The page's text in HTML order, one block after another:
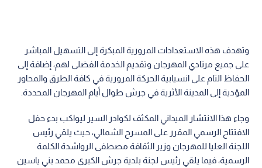
وتهدف هذه الاستعدادات المرورية المبكرة إلى التسهيل المباشر
على جميع مرتادي المهرجان وتقديم الخدمة الفضلى لهم، إضافة إلى
الحفاظ التام على انسيابية الحركة المرورية في كافة الطرق والمحاور
المؤدية إلى المدينة الأثرية في جرش طوال أيام المهرجان المحددة.
وجاء هذا الانتشار الميداني المكثف لكوادر السير ليواكب بدء حفل
الافتتاح الرسمي المقرر على المسرح الشمالي، حيث يلقي رئيس
اللجنة العليا للمهرجان وزير الثقافة مصطفى الرواشدة الكلمة
الرسمية، فيما يلقي رئيس لجنة بلدية جرش الكبرى محمد بني ياسين